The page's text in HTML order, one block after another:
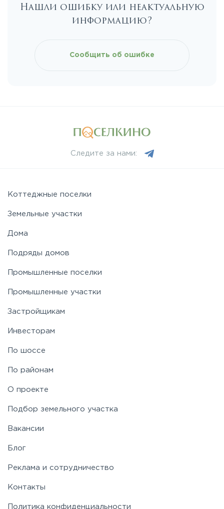
Носовихинское
Щелковское
Нашли ошибку или неактуальную
информацию?
Сообщить об ошибке
Следите за нами:
Коттеджные поселки
Земельные участки
Дома
Подряды домов
Промышленные поселки
Промышленные участки
Застройщикам
Инвесторам
По шоссе
По районам
О проекте
Подбор земельного участка
Вакансии
Блог
Реклама и сотрудничество
Контакты
Политика конфиденциальности